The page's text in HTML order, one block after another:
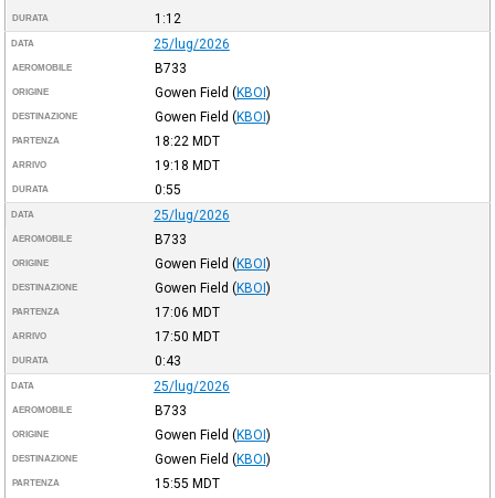
DURATA 1:12
DATA 25/lug/2026
AEROMOBILE B733
ORIGINE Gowen Field (KBOI)
DESTINAZIONE Gowen Field (KBOI)
PARTENZA 18:22 MDT
ARRIVO 19:18 MDT
DURATA 0:55
DATA 25/lug/2026
AEROMOBILE B733
ORIGINE Gowen Field (KBOI)
DESTINAZIONE Gowen Field (KBOI)
PARTENZA 17:06 MDT
ARRIVO 17:50 MDT
DURATA 0:43
DATA 25/lug/2026
AEROMOBILE B733
ORIGINE Gowen Field (KBOI)
DESTINAZIONE Gowen Field (KBOI)
PARTENZA 15:55 MDT